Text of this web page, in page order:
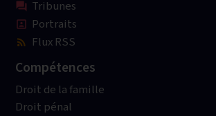
question_answer Tribunes
portrait Portraits
rss_feed Flux RSS
Compétences
Droit de la famille
Droit pénal